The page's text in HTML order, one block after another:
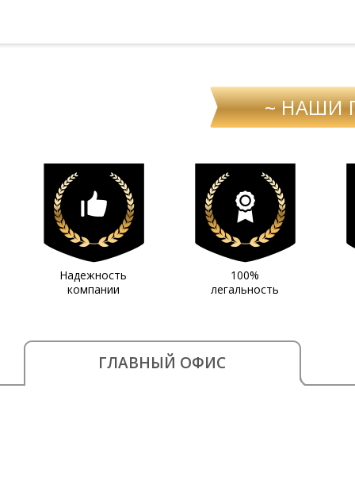
~ НАШИ
Надежность
компании
100%
легальность
ГЛАВНЫЙ ОФИС